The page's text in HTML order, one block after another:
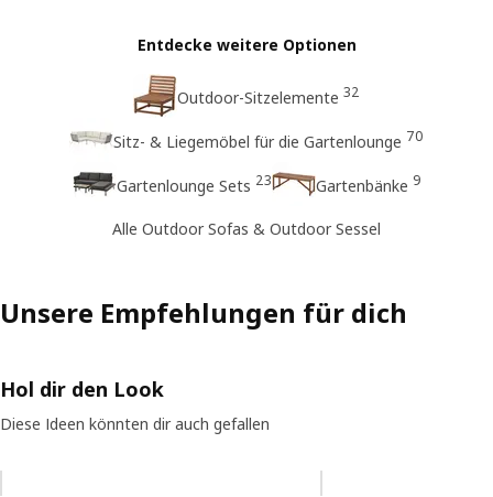
Entdecke weitere Optionen
Outdoor-Sitzelemente 32
Sitz- & Liegemöbel für die Gartenlounge 70
Gartenlounge Sets 23 Gartenbänke 9
Alle Outdoor Sofas & Outdoor Sessel
Unsere Empfehlungen für dich
Hol dir den Look
Diese Ideen könnten dir auch gefallen